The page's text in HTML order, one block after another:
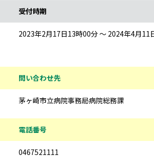
受付時期
2023年2月17日13時00分 ～ 2024年4月11
問い合わせ先
茅ヶ崎市立病院事務局病院総務課
電話番号
0467521111